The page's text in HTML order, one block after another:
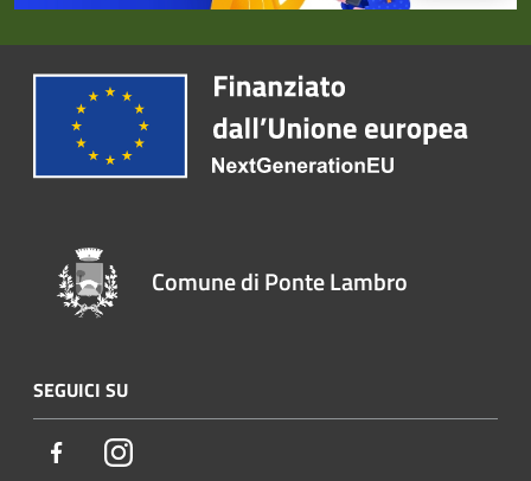
Comune di Ponte Lambro
SEGUICI SU
FacebookInstagram